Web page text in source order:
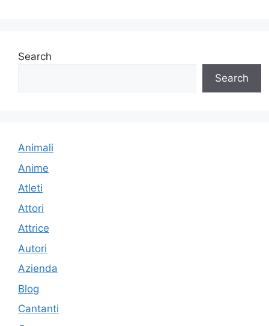
Search
Search
Animali
Anime
Atleti
Attori
Attrice
Autori
Azienda
Blog
Cantanti